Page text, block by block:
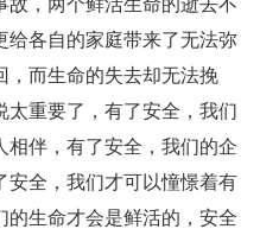
故，两个鲜活生命的逝去不
给各自的家庭带来了无法弥
，而生命的失去却无法挽
太重要了，有了安全，我们
相伴，有了安全，我们的企
安全，我们才可以憧憬着有
的生命才会是鲜活的，安全